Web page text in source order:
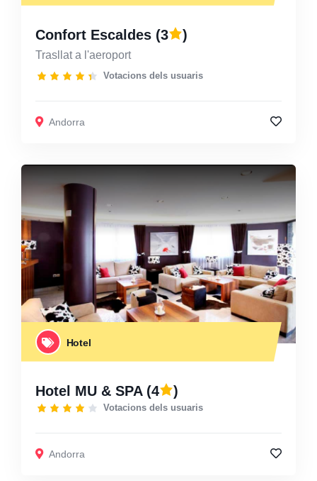
Confort Escaldes (3 )
Trasllat a l'aeroport
Votacions dels usuaris
Andorra
Hotel
Hotel MU & SPA(4 )
Votacions dels usuaris
Andorra